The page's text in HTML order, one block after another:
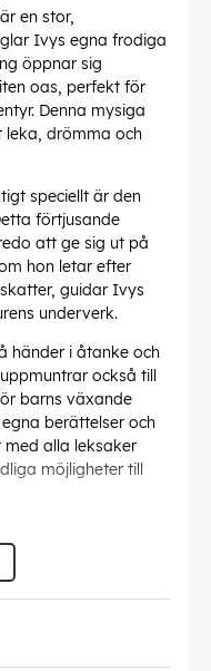
en stor,
Ivys egna frodiga
öppnar sig
oas, perfekt för
Denna mysiga
drömma och
speciellt är den
förtjusande
att ge sig ut på
hon letar efter
guidar Ivys
underverk.
händer i åtanke och
också till
barns växande
berättelser och
alla leksaker
möjligheter till
vilket gör det till
till alla lekrum.
eller med vänner
fantasifullt